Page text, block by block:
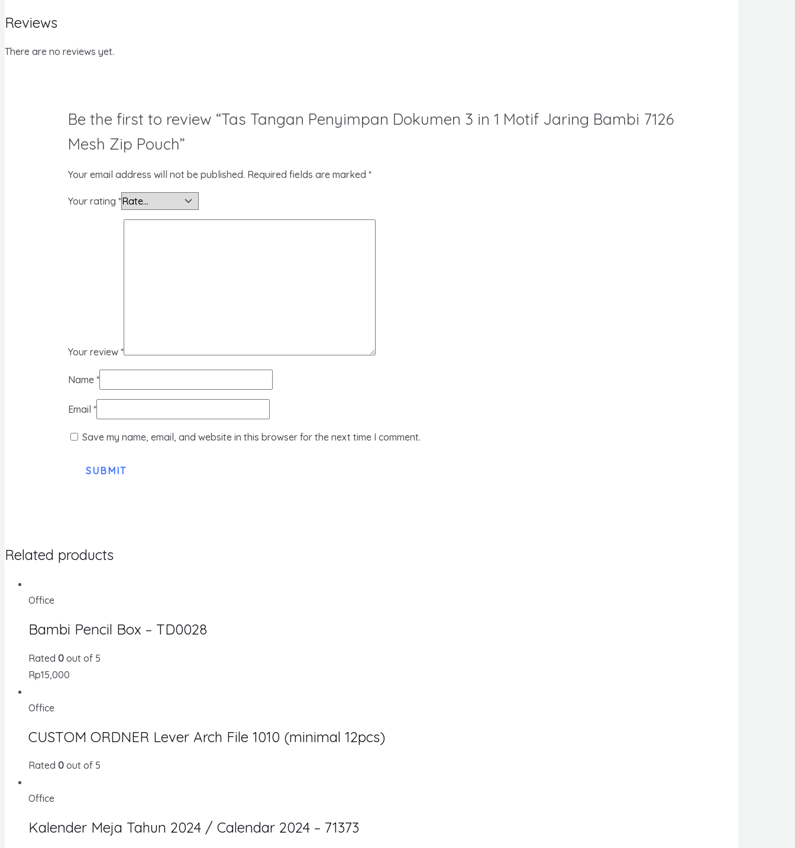
Reviews
There are no reviews yet.
Be the first to review “Tas Tangan Penyimpan Dokumen 3 in 1 Motif Jaring Bambi 7126
Mesh Zip Pouch”
Your email address will not be published. Required fields are marked *
Your rating *
Your review *
Name *
Email *
Save my name, email, and website in this browser for the next time I comment.
Related products
Office
Bambi Pencil Box – TD0028
Rated 0 out of 5
Rp15,000
Office
CUSTOM ORDNER Lever Arch File 1010 (minimal 12pcs)
Rated 0 out of 5
Office
Kalender Meja Tahun 2024 / Calendar 2024 – 71373